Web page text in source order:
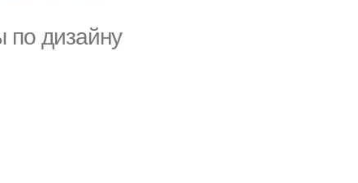
по дизайну